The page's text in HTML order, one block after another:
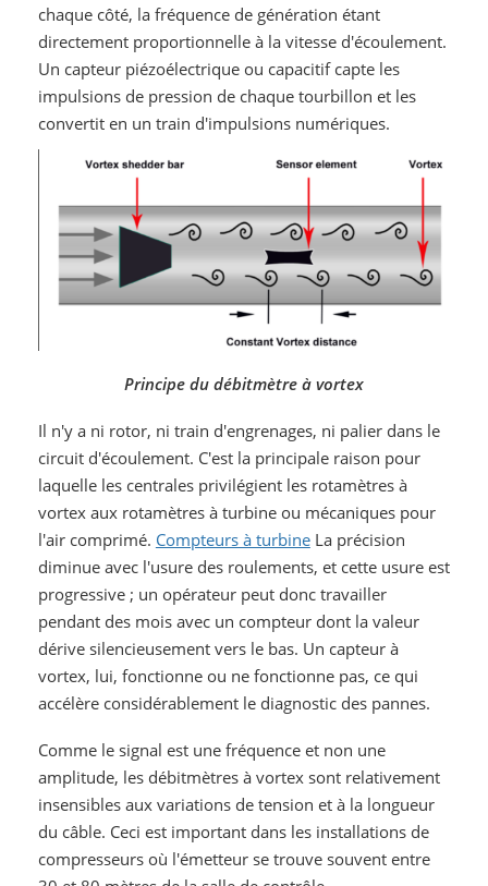
chaque côté, la fréquence de génération étant
directement proportionnelle à la vitesse d'écoulement.
Un capteur piézoélectrique ou capacitif capte les
impulsions de pression de chaque tourbillon et les
convertit en un train d'impulsions numériques.
Principe du débitmètre à vortex
Il n'y a ni rotor, ni train d'engrenages, ni palier dans le
circuit d'écoulement. C'est la principale raison pour
laquelle les centrales privilégient les rotamètres à
vortex aux rotamètres à turbine ou mécaniques pour
l'air comprimé. Compteurs à turbineLa précision
diminue avec l'usure des roulements, et cette usure est
progressive ; un opérateur peut donc travailler
pendant des mois avec un compteur dont la valeur
dérive silencieusement vers le bas. Un capteur à
vortex, lui, fonctionne ou ne fonctionne pas, ce qui
accélère considérablement le diagnostic des pannes.
Comme le signal est une fréquence et non une
amplitude, les débitmètres à vortex sont relativement
insensibles aux variations de tension et à la longueur
du câble. Ceci est important dans les installations de
compresseurs où l'émetteur se trouve souvent entre